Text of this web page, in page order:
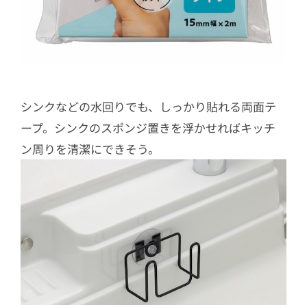
シンクなどの水回りでも、しっかり貼れる両面テ
ープ。シンクのスポンジ置きを浮かせればキッチ
ン周りを清潔にできそう。